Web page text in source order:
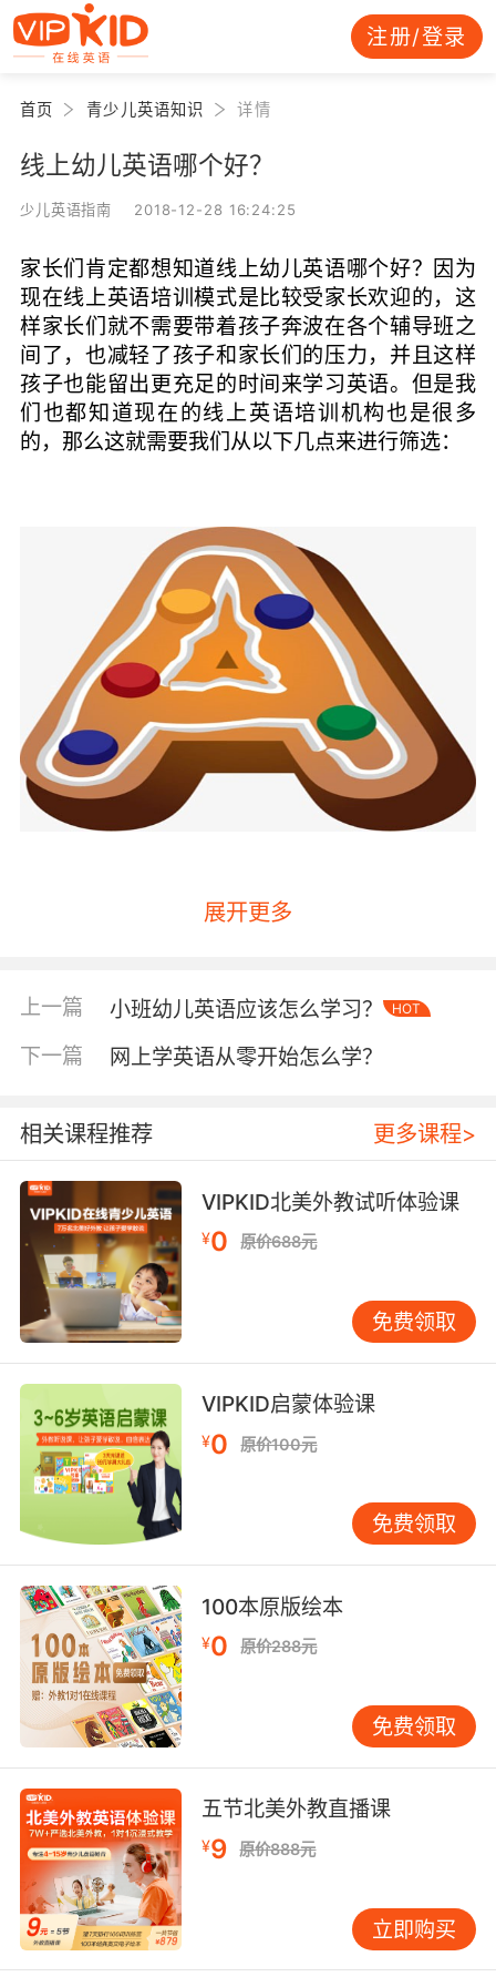
注册/登录
首页 青少儿英语知识 详情
线上幼儿英语哪个好？
少儿英语指南 2018-12-28 16:24:25
家长们肯定都想知道线上幼儿英语哪个好？因为
现在线上英语培训模式是比较受家长欢迎的，这
样家长们就不需要带着孩子奔波在各个辅导班之
间了，也减轻了孩子和家长们的压力，并且这样
孩子也能留出更充足的时间来学习英语。但是我
们也都知道现在的线上英语培训机构也是很多
的，那么这就需要我们从以下几点来进行筛选：
线上幼儿英语哪个好第一点、要看他们的教学方
幼儿是学习英语的关键时期，这个时候是养成学
习习惯的重要阶段，那么培训机构就要采用科学
合理的教学方法来教育孩子。重在培养孩子学习
玩，重要的是让孩子学到一定使用的知识。优秀
的培训机构会根据孩子的学习特点来施教，并且
能够根据孩子的学习状况来调整自己的教学方
式，适合孩子的方法才是最好的。
线上幼儿英语哪个好第二点、看他们的授课模式
们也都知道线上也是有一对一和一对多之分的，
相比下来肯定是一对一的教学模式其效果更好，
因为这样老师就是面对着一个学生，那么对孩子
的学习节奏就能把握的更好。但是我们要知道的
是就算是一对多也不会有太多的学生，因为孩子
越多越容易分散老师的注意力，那么他们讲课的
孩子的实际情况来选择，当然培训机构的授课模
式也是我们重点要考察的。
线上幼儿英语哪个好第三点看老师的教学经验，
其实我们不用一味地追求外教，因为外教有外教
的好处也有不足之处，我们重在看老师的教学方
法和教学经验，看看他们能否根据孩子学习特点
来因材施教，并且老师要做的就是激发起孩子的
学习积极性，当然也要能与孩子及时地沟通交
流，这样孩子的学习进步才会更快。
展开更多
上一篇 小班幼儿英语应该怎么学习？ HOT
下一篇 网上学英语从零开始怎么学？
相关课程推荐 更多课程>
VIPKID北美外教试听体验课
¥0 原价688元
免费领取
VIPKID启蒙体验课
¥0 原价100元
免费领取
100本原版绘本
¥0 原价288元
免费领取
五节北美外教直播课
¥9 原价888元
立即购买